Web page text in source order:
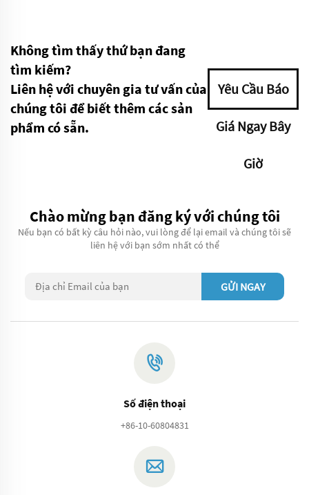
Không tìm thấy thứ bạn đang
tìm kiếm?
Liên hệ với chuyên gia tư vấn của
chúng tôi để biết thêm các sản
phẩm có sẵn.
Yêu Cầu Báo
Giá Ngay Bây
Giờ
Chào mừng bạn đăng ký với chúng tôi
Nếu bạn có bất kỳ câu hỏi nào, vui lòng để lại email và chúng tôi sẽ
liên hệ với bạn sớm nhất có thể
GỬI NGAY
Số điện thoại
+86-10-60804831